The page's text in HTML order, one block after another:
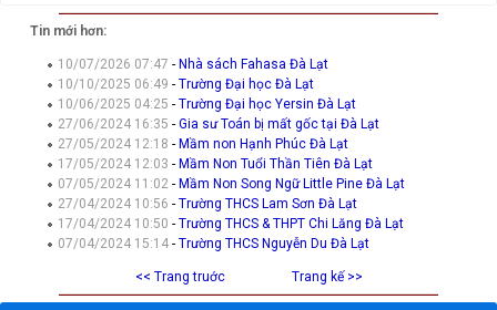
Tin mới hơn:
10/07/2026 07:47- Nhà sách Fahasa Đà Lạt
10/10/2025 06:49-Trường Đại học Đà Lạt
10/06/2025 04:25-Trường Đại học Yersin Đà Lạt
27/06/2024 16:35-Gia sư Toán bị mất gốc tại Đà Lạt
27/05/2024 12:18- Mầm non Hạnh Phúc Đà Lạt
17/05/2024 12:03- Mầm Non Tuổi Thần Tiên Đà Lạt
07/05/2024 11:02- Mầm Non Song Ngữ Little Pine Đà Lạt
27/04/2024 10:56-Trường THCS Lam Sơn Đà Lạt
17/04/2024 10:50-Trường THCS & THPT Chi Lăng Đà Lạt
07/04/2024 15:14-Trường THCS Nguyễn Du Đà Lạt
<< Trang truớc Trang kế >>